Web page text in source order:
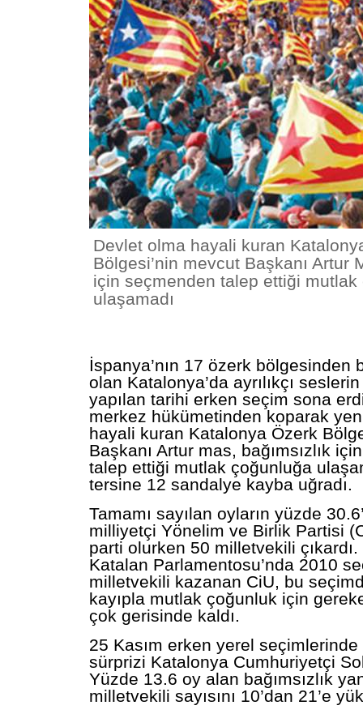
Devlet olma hayali kuran
Bölgesi’nin mevcut Başkanı Artur
için seçmenden talep ettiği mutlak
ulaşamadı
İspanya’nın 17 özerk bölgesinden
olan Katalonya’da ayrılıkçı
yapılan tarihi erken seçim sona
merkez hükümetinden koparak
hayali kuran Katalonya Özerk
Başkanı Artur mas, bağımsızlık
talep ettiği mutlak çoğunluğa
tersine 12 sandalye kayba uğradı.
Tamamı sayılan oyların yüzde
milliyetçi Yönelim ve Birlik Partisi
parti olurken 50 milletvekili
Katalan Parlamentosu’nda 2010
milletvekili kazanan CiU, bu
kayıpla mutlak çoğunluk için
çok gerisinde kaldı.
25 Kasım erken yerel
sürprizi Katalonya Cumhuriyetçi
Yüzde 13.6 oy alan bağımsızlık
milletvekili sayısını 10’dan 21’e